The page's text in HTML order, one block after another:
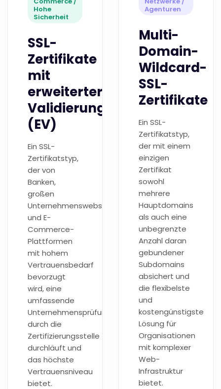
Hohe
Sicherheit
SSL-
Zertifikate
mit
erweiterter
Validierung
(EV)
Ein SSL-
Zertifikatstyp,
der von
Banken,
großen
Unternehmenswebsites
und E-
Commerce-
Plattformen
mit hohem
Vertrauensbedarf
bevorzugt
wird, eine
umfassende
Unternehmensprüfung
durch die
Zertifizierungsstelle
durchläuft und
das höchste
Vertrauensniveau
bietet.
Agenturen
Multi-
Domain-
Wildcard-
SSL-
Zertifikate
Ein SSL-
Zertifikatstyp,
der mit einem
einzigen
Zertifikat
sowohl
mehrere
Hauptdomains
als auch eine
unbegrenzte
Anzahl daran
gebundener
Subdomains
absichert und
die flexibelste
und
kostengünstigste
Lösung für
Organisationen
mit komplexer
Web-
Infrastruktur
bietet.